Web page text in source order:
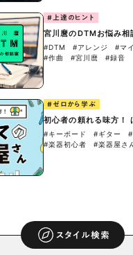
#上達のヒント
宮川麿のDTMお悩み相
#DTM #アレンジ #マ
#作曲
#宮川麿 #録音
#ゼロから学ぶ
初心者の頼れる味方！
#キーボード #ギター
#楽器初心者
#楽器屋さ
スタイル検索